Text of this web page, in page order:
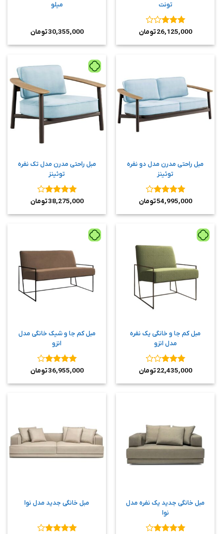
تونت
نمره3
26,125,000تومان
میلو
30,355,000تومان
مبل راحتی مدرن مدل دو نفره
توئینز
نمره4
54,995,000تومان
مبل راحتی مدرن مدل تک نفره
توئینز
نمره4
38,275,000تومان
مبل کم جا و خانگی یک نفره
مدل انزو
نمره3
22,435,000تومان
مبل کم جا و شیک خانگی مدل
انزو
نمره4
36,955,000تومان
مبل خانگی جدید یک نفره مدل
نوا
مبل خانگی جدید مدل نوا